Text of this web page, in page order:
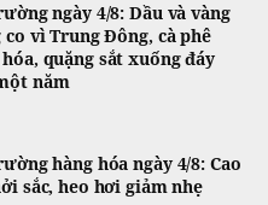
ngày 4/8: Dầu và vàng
co vì Trung Đông, cà phê
quặng sắt xuống đáy
năm
hàng hóa ngày 4/8: Cao
sắc, heo hơi giảm nhẹ